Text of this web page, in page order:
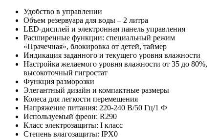
Удобство в управлении
Объем резервуара для воды – 2 литра
LED-дисплей и электронная панель управления
Расширенные функции: специальный режим
«Прачечная», блокировка от детей, таймер
Индикация заданного и текущего уровня влажности
Настройка желаемого уровня влажности от 35 до 80%,
высокоточный гигростат
Функция разморозки
Элегантный дизайн и компактные размеры
Колеса для легкости перемещения
Напряжение питания: 220-240 В/50 Гц/1 Ф
Используемый фреон: R290
Класс электрозащиты: I класс
Степень влагозащиты: IPX0